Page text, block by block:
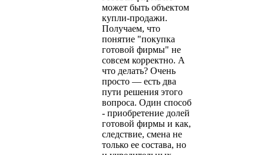
может быть объектом
купли-продажи.
Получаем, что
понятие "покупка
готовой фирмы" не
совсем корректно. А
что делать? Очень
просто — есть два
пути решения этого
вопроса. Один способ
- приобретение долей
готовой фирмы и как,
следствие, смена не
только ее состава, но